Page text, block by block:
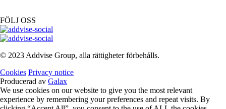
FÖLJ OSS
© 2023 Addvise Group, alla rättigheter förbehålls.
Cookies Privacy notice
Producerad av Galax
We use cookies on our website to give you the most relevant
experience by remembering your preferences and repeat visits. By